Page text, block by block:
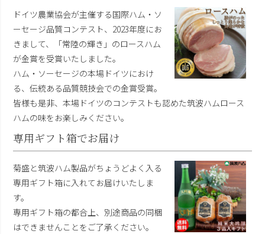
ドイツ農業協会が主催する国際ハム・ソ
ーセージ品質コンテスト、2023年度にお
きまして、「常陸の輝き」のロースハム
が金賞を受賞いたしました。
ハム・ソーセージの本場ドイツにおけ
る、伝統ある品質競技会での金賞受賞。
皆様も是非、本場ドイツのコンテストも認めた筑波ハムロース
ハムの味をお楽しみください。
専用ギフト箱でお届け
菊盛と筑波ハム製品がちょうどよく入る
専用ギフト箱に入れてお届けいたしま
す。
専用ギフト箱の都合上、別途商品の同梱
はできませんことをご了承ください。